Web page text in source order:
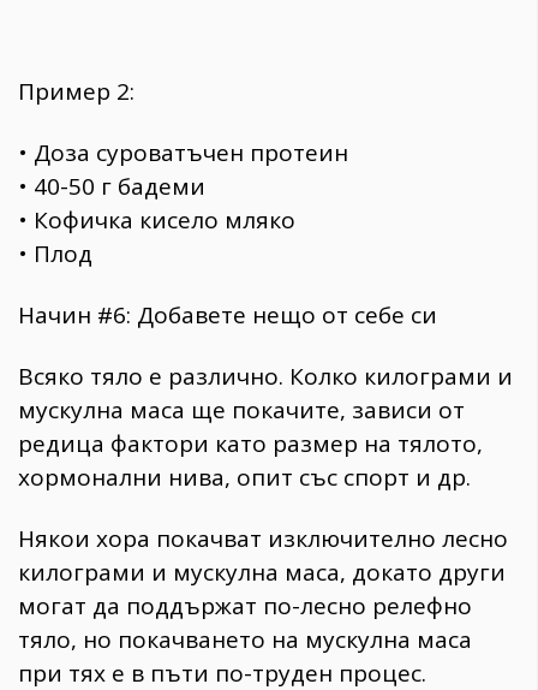
Пример 2:
• Доза суроватъчен протеин
• 40-50 г бадеми
• Кофичка кисело мляко
• Плод
Начин #6: Добавете нещо от себе си
Всяко тяло е различно. Колко килограми и
мускулна маса ще покачите, зависи от
редица фактори като размер на тялото,
хормонални нива, опит със спорт и др.
Някои хора покачват изключително лесно
килограми и мускулна маса, докато други
могат да поддържат по-лесно релефно
тяло, но покачването на мускулна маса
при тях е в пъти по-труден процес.
КАТЕГОРИИ ЗА НАС